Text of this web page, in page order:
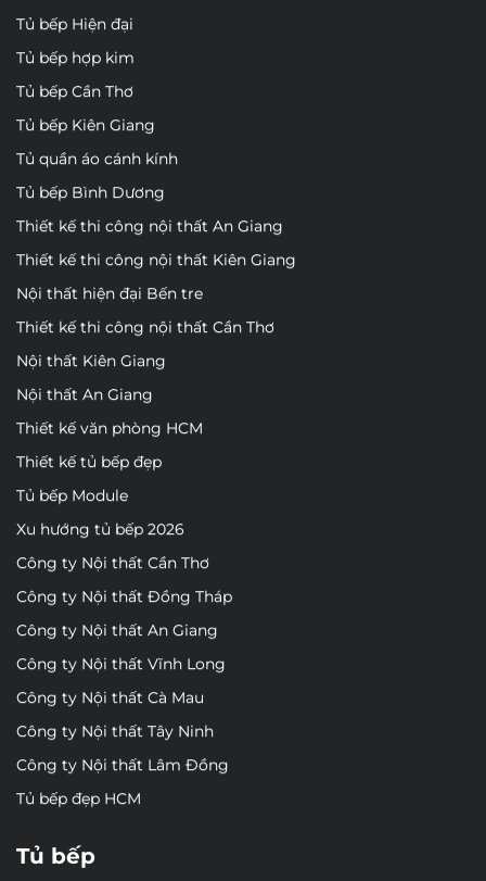
Tủ bếp Hiện đại
Tủ bếp hợp kim
Tủ bếp Cần Thơ
Tủ bếp Kiên Giang
Tủ quần áo cánh kính
Tủ bếp Bình Dương
Thiết kế thi công nội thất An Giang
Thiết kế thi công nội thất Kiên Giang
Nội thất hiện đại Bến tre
Thiết kế thi công nội thất Cần Thơ
Nội thất Kiên Giang
Nội thất An Giang
Thiết kế văn phòng HCM
Thiết kế tủ bếp đẹp
Tủ bếp Module
Xu hướng tủ bếp 2026
Công ty Nội thất Cần Thơ
Công ty Nội thất Đồng Tháp
Công ty Nội thất An Giang
Công ty Nội thất Vĩnh Long
Công ty Nội thất Cà Mau
Công ty Nội thất Tây Ninh
Công ty Nội thất Lâm Đồng
Tủ bếp đẹp HCM
Tủ bếp